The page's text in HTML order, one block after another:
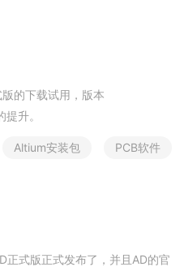
版的下载试用 ， 版本
提升。
Altium安装包 PCB软件
D正式版正式发布了 ， 并 且 AD的官